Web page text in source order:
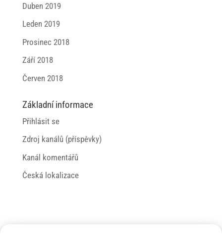
Duben 2019
Leden 2019
Prosinec 2018
Září 2018
Červen 2018
Základní informace
Přihlásit se
Zdroj kanálů (příspěvky)
Kanál komentářů
Česká lokalizace